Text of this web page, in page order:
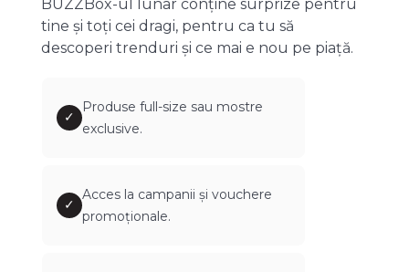
BUZZBox-ul lunar conține surprize pentru
tine și toți cei dragi, pentru ca tu să
descoperi trenduri și ce mai e nou pe piață.
✓
Produse full-size sau mostre
exclusive.
✓
Acces la campanii și vouchere
promoționale.